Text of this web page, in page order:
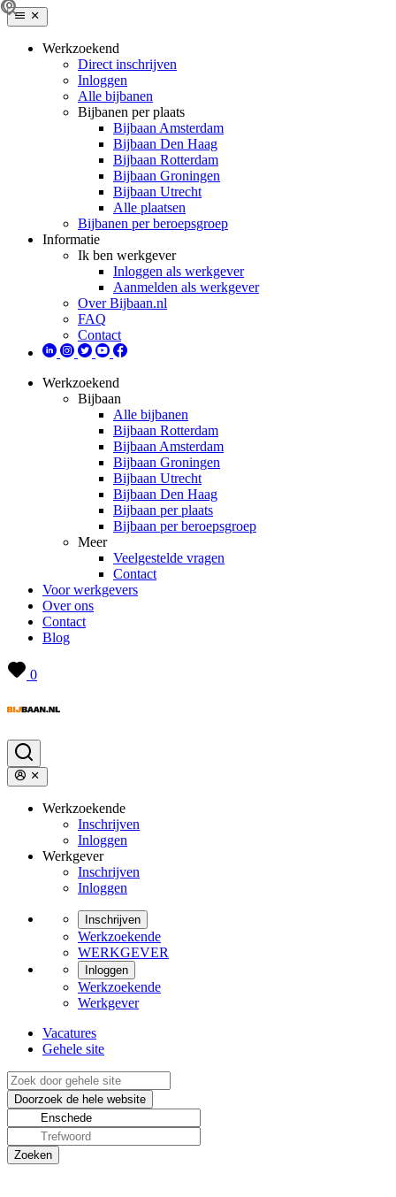
Werkzoekend
Direct inschrijven
Inloggen
Alle bijbanen
Bijbanen per plaats
Bijbaan Amsterdam
Bijbaan Den Haag
Bijbaan Rotterdam
Bijbaan Groningen
Bijbaan Utrecht
Alle plaatsen
Bijbanen per beroepsgroep
Informatie
Ik ben werkgever
Inloggen als werkgever
Aanmelden als werkgever
Over Bijbaan.nl
FAQ
Contact
Werkzoekend
Bijbaan
Alle bijbanen
Bijbaan Rotterdam
Bijbaan Amsterdam
Bijbaan Groningen
Bijbaan Utrecht
Bijbaan Den Haag
Bijbaan per plaats
Bijbaan per beroepsgroep
Meer
Veelgestelde vragen
Contact
Voor werkgevers
Over ons
Contact
Blog
0
Werkzoekende
Inschrijven
Inloggen
Werkgever
Inschrijven
Inloggen
Inschrijven
Werkzoekende
WERKGEVER
Inloggen
Werkzoekende
Werkgever
Vacatures
Gehele site